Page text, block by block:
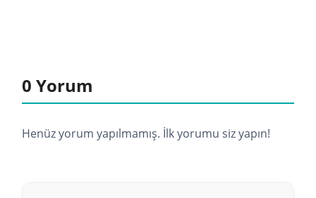
0 Yorum
Henüz yorum yapılmamış. İlk yorumu siz yapın!